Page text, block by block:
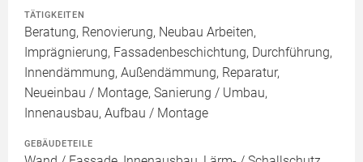
TÄTIGKEITEN
Beratung, Renovierung, Neubau Arbeiten,
Imprägnierung, Fassadenbeschichtung, Durchführung,
Innendämmung, Außendämmung, Reparatur,
Neueinbau / Montage, Sanierung / Umbau,
Innenausbau, Aufbau / Montage
GEBÄUDETEILE